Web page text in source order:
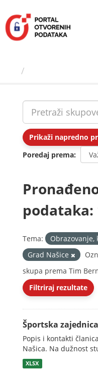
sadržaj
Prikaži napredno
Poredaj prema
podataka:
Tema:
Grad Našice
skupa prema Tim
Filtriraj rezultate
Športska
Popis i kontakti
Našica. Na dužnost
XLSX